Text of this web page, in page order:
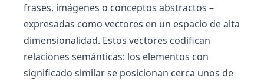
frases, imágenes o conceptos abstractos –
expresadas como vectores en un espacio de alta
dimensionalidad. Estos vectores codifican
relaciones semánticas: los elementos con
significado similar se posicionan cerca unos de